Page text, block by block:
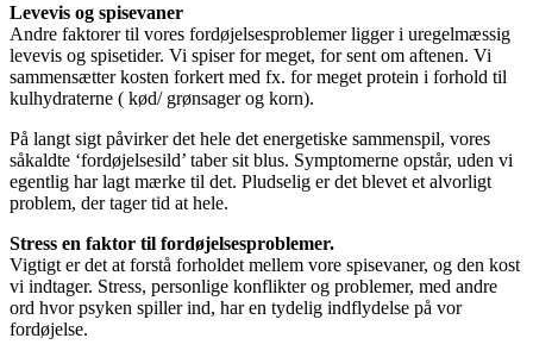
Levevis og spisevaner
Andre faktorer til vores fordøjelsesproblemer ligger i uregelmæssig
levevis og spisetider. Vi spiser for meget, for sent om aftenen. Vi
sammensætter kosten forkert med fx. for meget protein i forhold til
kulhydraterne ( kød/ grønsager og korn).
På langt sigt påvirker det hele det energetiske sammenspil, vores
såkaldte ‘fordøjelsesild’ taber sit blus. Symptomerne opstår, uden vi
egentlig har lagt mærke til det. Pludselig er det blevet et alvorligt
problem, der tager tid at hele.
Stress en faktor til fordøjelsesproblemer.
Vigtigt er det at forstå forholdet mellem vore spisevaner, og den kost
vi indtager. Stress, personlige konflikter og problemer, med andre
ord hvor psyken spiller ind, har en tydelig indflydelse på vor
fordøjelse.